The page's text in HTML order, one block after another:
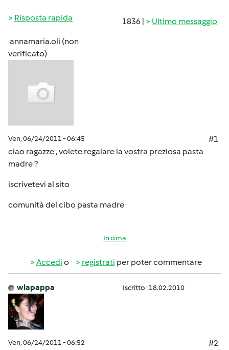
1836 | Ultimo messaggio
Risposta rapida
annamaria.oli (non
verificato)
Ven, 06/24/2011 - 06:45
#1
ciao ragazze , volete regalare la vostra preziosa pasta
madre ?
iscrivetevi al sito
comunità del cibo pasta madre
In cima
Accedi o registrati per poter commentare
wlapappa Iscritto : 18.02.2010
Ven, 06/24/2011 - 06:52
#2